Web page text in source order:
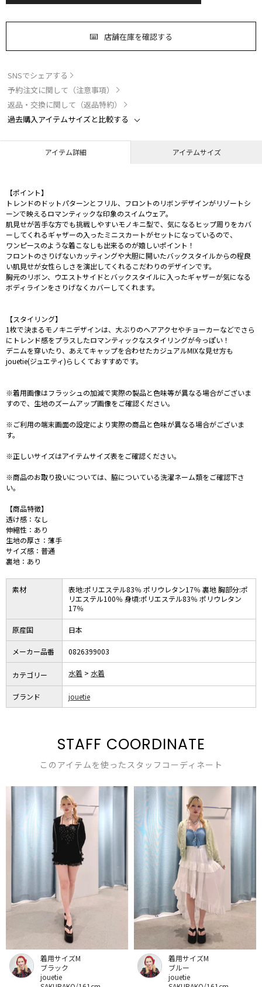
店舗在庫を確認する
SNSでシェアする
予約注文に関して（注意事項）
返品・交換に関して（返品特約）
過去購入アイテムサイズと比較する
アイテム詳細 アイテムサイズ
【ポイント】
トレンドのドットパターンとフリル、フロントのリボンデザインがリゾートシ
ーンで映えるロマンティックな印象のスイムウェア。
肌見せが苦手な方でも挑戦しやすいモノキニ型で、気になるヒップ周りをカバ
ーしてくれるギャザーの入ったミニスカートがセットになっているので、
ワンピースのような着こなしも出来るのが嬉しいポイント！
フロントのさりげないカッティングや大胆に開いたバックスタイルからの程良
い肌見せが女性らしさを演出してくれるこだわりのデザインです。
胸元のリボン、ウエストサイドとバックスタイルに入ったギャザーが気になる
ボディラインをさりげなくカバーしてくれます。
【スタイリング】
1枚で決まるモノキニデザインは、大ぶりのヘアアクセやチョーカーなどでさら
にトレンド感をプラスしたロマンティックなスタイリングが今っぽい！
デニムを穿いたり、あえてキャップを合わせたカジュアルMIXな見せ方も
jouetie(ジュエティ)らしくておすすめです。
※着用画像はフラッシュの加減で実際の製品と色味等が異なる場合がございま
すので、生地のズームアップ画像をご確認ください。
※ご利用の端末画面の設定により実際の商品と色味が異なる場合がございま
す。
※正しいサイズはアイテムサイズ表をご確認ください。
※商品のお取り扱いについては、脇についている洗濯ネーム類をご確認下さ
い。
【商品特徴】
透け感：なし
伸縮性：あり
生地の厚さ：薄手
サイズ感：普通
裏地：あり
素材
表地:ポリエステル83％ ポリウレタン17％ 裏地 胸部分:ポ
リエステル100％ 身頃:ポリエステル83％ ポリウレタン
17％
原産国 日本
メーカー品番 0826399003
カテゴリー 水着 水着
ブランド jouetie
STAFF COORDINATE
このアイテムを使ったスタッフコーディネート
着用サイズM
ブラック
jouetie
着用サイズM
ブルー
jouetie